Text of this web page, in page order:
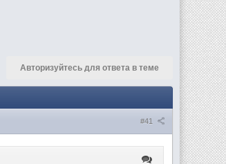
Авторизуйтесь для ответа в теме
#41